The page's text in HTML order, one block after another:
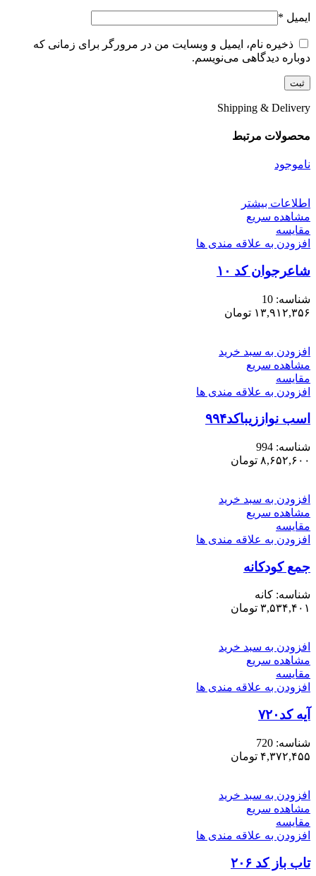
ایمیل *
ذخیره نام، ایمیل و وبسایت من در مرورگر برای زمانی که
دوباره دیدگاهی می‌نویسم.
Shipping & Delivery
محصولات مرتبط
ناموجود
اطلاعات بیشتر
مشاهده سریع
مقایسه
افزودن به علاقه مندی ها
شاعرجوان کد ۱۰
شناسه: 10
۱۳,۹۱۲,۳۵۶ تومان
افزودن به سبد خرید
مشاهده سریع
مقایسه
افزودن به علاقه مندی ها
اسب نواززیباکد۹۹۴
شناسه: 994
۸,۶۵۲,۶۰۰ تومان
افزودن به سبد خرید
مشاهده سریع
مقایسه
افزودن به علاقه مندی ها
جمع کودکانه
شناسه: کانه
۳,۵۳۴,۴۰۱ تومان
افزودن به سبد خرید
مشاهده سریع
مقایسه
افزودن به علاقه مندی ها
آیه کد۷۲۰
شناسه: 720
۴,۳۷۲,۴۵۵ تومان
افزودن به سبد خرید
مشاهده سریع
مقایسه
افزودن به علاقه مندی ها
تاب باز کد ۲۰۶